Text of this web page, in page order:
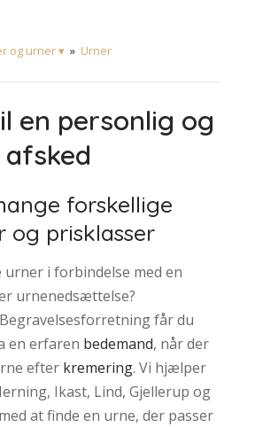
og urner ▾ » Urner
en personlig og
forskellige
og prisklasser
urner i forbindelse med en
urnenedsættelse?
får du
en erfaren bedemand, når der
efter kremering. Vi hjælper
Ikast, Lind, Gjellerup og
at finde en urne, der passer